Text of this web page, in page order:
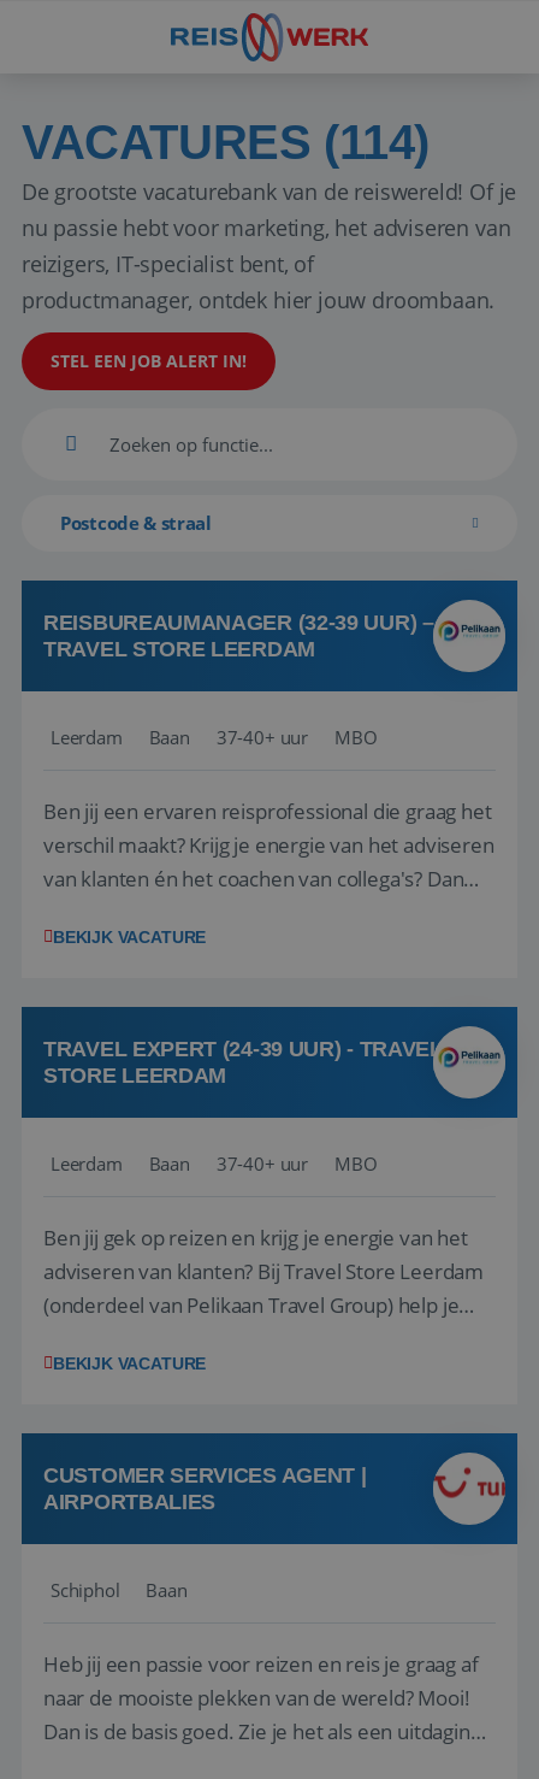
VACATURES (114)
De grootste vacaturebank van de reiswereld! Of je
nu passie hebt voor marketing, het adviseren van
reizigers, IT-specialist bent, of
productmanager, ontdek hier jouw droombaan.
STEL EEN JOB ALERT IN!
Postcode & straal
REISBUREAUMANAGER (32-39 UUR) –
TRAVEL STORE LEERDAM
Leerdam Baan 37-40+ uur MBO
Ben jij een ervaren reisprofessional die graag het
verschil maakt? Krijg je energie van het adviseren
van klanten én het coachen van collega's? Dan
(onderdeel van Pelikaan Travel Group) zoeken
team het reisbureau verder...
BEKIJK VACATURE
TRAVEL EXPERT (24-39 UUR) - TRAVEL
STORE LEERDAM
Leerdam Baan 37-40+ uur MBO
Ben jij gek op reizen en krijg je energie van het
adviseren van klanten? Bij Travel Store Leerdam
(onderdeel van Pelikaan Travel Group) help je
vinden. Samen maken we van elke reis een
hebt in de reisbranche of j...
BEKIJK VACATURE
CUSTOMER SERVICES AGENT |
AIRPORTBALIES
Schiphol Baan
Heb jij een passie voor reizen en reis je graag af
naar de mooiste plekken van de wereld? Mooi!
Dan is de basis goed. Zie je het als een uitdaging